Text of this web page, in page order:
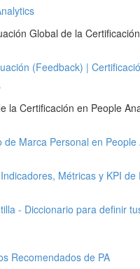
Global de la
(Feedback) |
la Certificación en People
de Marca Personal en People
Métricas y KPI de
- Diccionario para definir
Recomendados de PA